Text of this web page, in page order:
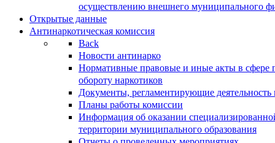
осуществлению внешнего муниципального
Открытые данные
Антинаркотическая комиссия
Back
Новости антинарко
Нормативные правовые и иные акты в сфере
обороту наркотиков
Документы, регламентирующие деятельность
Планы работы комиссии
Информация об оказании
территории муниципального образования